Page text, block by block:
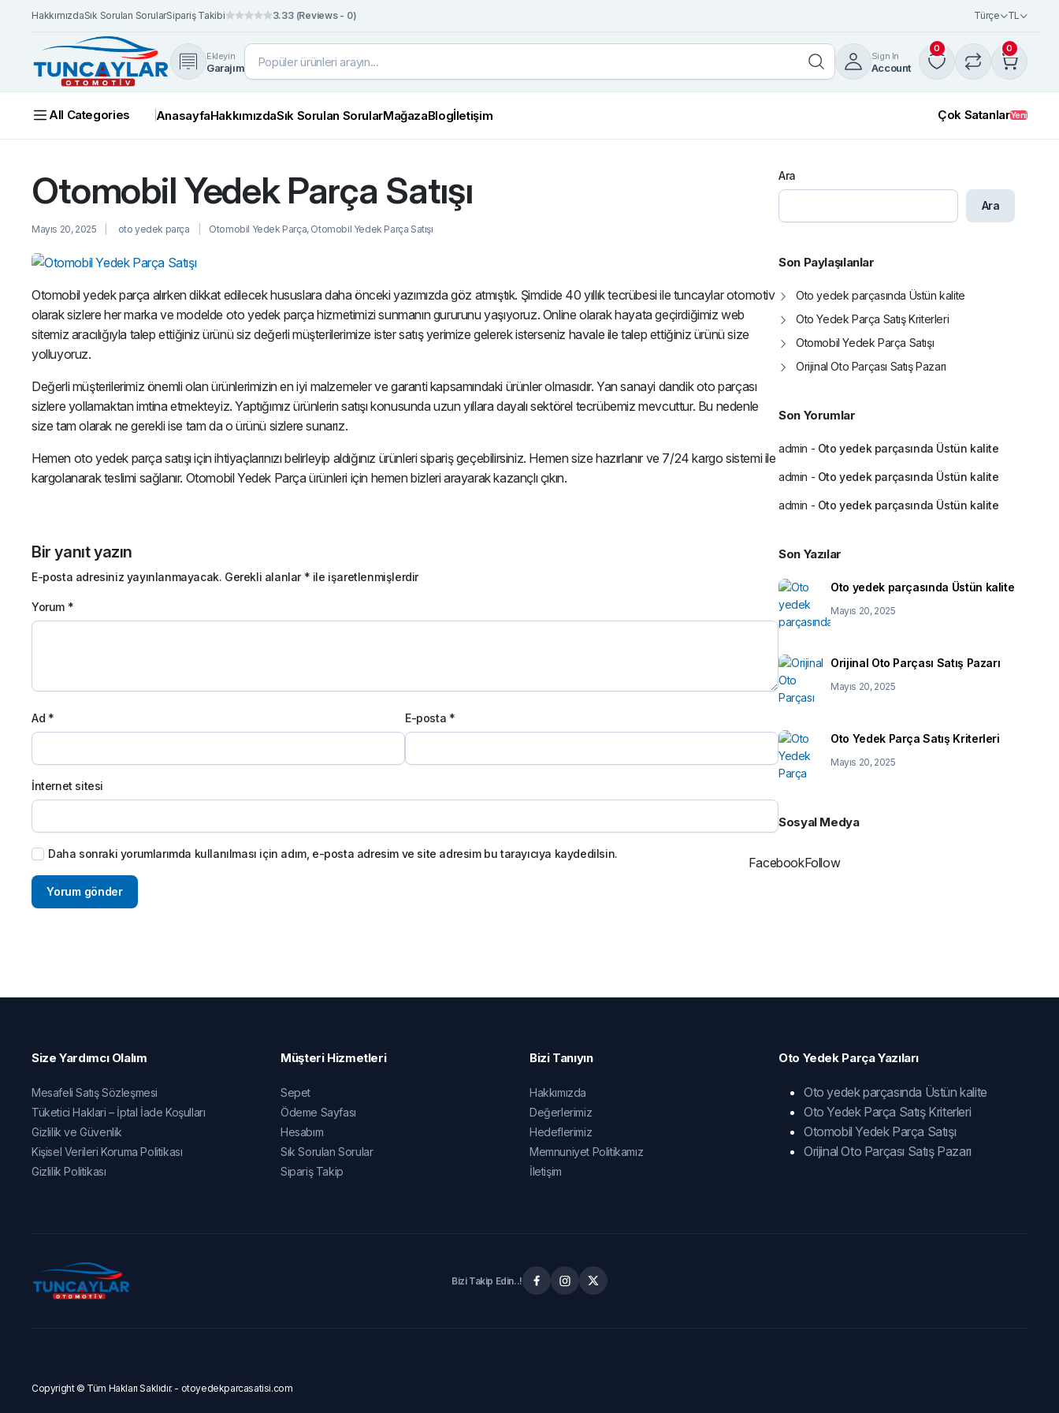
HakkımızdaSık Sorulan SorularSipariş Takibi 3.33 (Reviews - 0) Türçe TL
Ekleyin
Garajım
Sign In
Account
0 0
All Categories AnasayfaHakkımızdaSık Sorulan SorularMağazaBlogİletişim Çok SatanlarYeni
255545857R
1.750,00
1.500,00₺
Otomobil Yedek Parça Satışı
Mayıs 20, 2025 oto yedek parça Otomobil Yedek Parça, Otomobil Yedek Parça Satışı
Otomobil yedek parça alırken dikkat edilecek hususlara daha önceki yazımızda göz atmıştık. Şimdide 40 yıllık tecrübesi ile tuncaylar otomotiv
olarak sizlere her marka ve modelde oto yedek parça hizmetimizi sunmanın gururunu yaşıyoruz. Online olarak hayata geçirdiğimiz web
sitemiz aracılığıyla talep ettiğiniz ürünü siz değerli müşterilerimize ister satış yerimize gelerek isterseniz havale ile talep ettiğiniz ürünü size
yolluyoruz.
Değerli müşterilerimiz önemli olan ürünlerimizin en iyi malzemeler ve garanti kapsamındaki ürünler olmasıdır. Yan sanayi dandik oto parçası
sizlere yollamaktan imtina etmekteyiz. Yaptığımız ürünlerin satışı konusunda uzun yıllara dayalı sektörel tecrübemiz mevcuttur. Bu nedenle
size tam olarak ne gerekli ise tam da o ürünü sizlere sunarız.
Hemen oto yedek parça satışı için ihtiyaçlarınızı belirleyip aldığınız ürünleri sipariş geçebilirsiniz. Hemen size hazırlanır ve 7/24 kargo sistemi ile
kargolanarak teslimi sağlanır. Otomobil Yedek Parça ürünleri için hemen bizleri arayarak kazançlı çıkın.
Bir yanıt yazın
E-posta adresiniz yayınlanmayacak. Gerekli alanlar * ile işaretlenmişlerdir
Yorum *
Ad * E-posta *
İnternet sitesi
Daha sonraki yorumlarımda kullanılması için adım, e-posta adresim ve site adresim bu tarayıcıya kaydedilsin.
Ara
Ara
Son Paylaşılanlar
Oto yedek parçasında Üstün kalite
Oto Yedek Parça Satış Kriterleri
Otomobil Yedek Parça Satışı
Orijinal Oto Parçası Satış Pazarı
Son Yorumlar
admin - Oto yedek parçasında Üstün kalite
admin - Oto yedek parçasında Üstün kalite
admin - Oto yedek parçasında Üstün kalite
Son Yazılar
Oto yedek parçasında Üstün kalite
Mayıs 20, 2025
Orijinal Oto Parçası Satış Pazarı
Mayıs 20, 2025
Oto Yedek Parça Satış Kriterleri
Mayıs 20, 2025
Sosyal Medya
FacebookFollow
Size Yardımcı Olalım
Mesafeli Satış Sözleşmesi
Tüketici Haklari – İptal İade Koşulları
Gizlilik ve Güvenlik
Kişisel Verileri Koruma Politikası
Gizlilik Politikası
Müşteri Hizmetleri
Sepet
Ödeme Sayfası
Hesabım
Sık Sorulan Sorular
Sipariş Takip
Bizi Tanıyın
Hakkımızda
Değerlerimiz
Hedeflerimiz
Memnuniyet Politikamız
İletişim
Oto Yedek Parça Yazıları
Oto yedek parçasında Üstün kalite
Oto Yedek Parça Satış Kriterleri
Otomobil Yedek Parça Satışı
Orijinal Oto Parçası Satış Pazarı
Bizi Takip Edin..!
Copyright © Tüm Hakları Saklıdır. - otoyedekparcasatisi.com